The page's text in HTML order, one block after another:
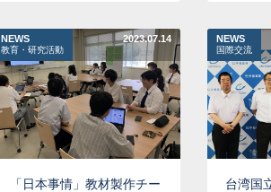
NEWS
教育・研究活動
2023.07.14
「日本事情」教材製作チー
NEWS
国際交流
台湾国